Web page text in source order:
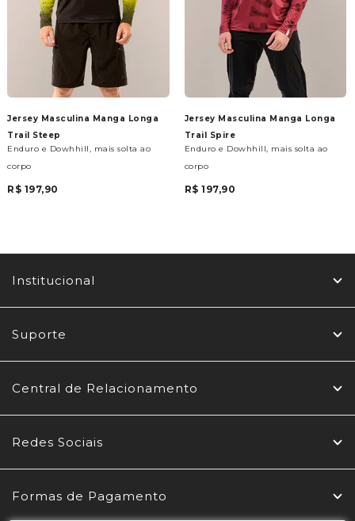
Jersey Masculina Manga Longa
Trail Steep
Enduro e Dowhhill, mais solta ao
corpo
R$ 197,90
Jersey Masculina Manga Longa
Trail Spire
Enduro e Dowhhill, mais solta ao
corpo
R$ 197,90
Institucional
Suporte
Central de Relacionamento
Redes Sociais
Formas de Pagamento